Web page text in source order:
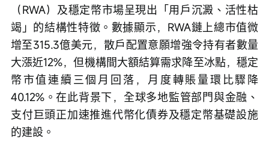
（RWA）及穩定幣市場呈現出「用戶沉澱、活性枯
竭」的結構性特徵。數據顯示，RWA鏈上總市值微
增至315.3億美元，散戶配置意願增強令持有者數量
大漲近12%，但機構間大額結算需求降至冰點，穩定
幣市值連續三個月回落，月度轉賬量環比驟降
40.12%。在此背景下，全球多地監管部門與金融、
支付巨頭正加速推進代幣化債券及穩定幣基礎設施
的建設。